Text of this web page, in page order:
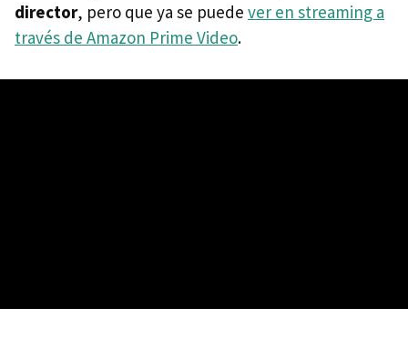
director, pero que ya se puede ver en streaming a
través de Amazon Prime Video.